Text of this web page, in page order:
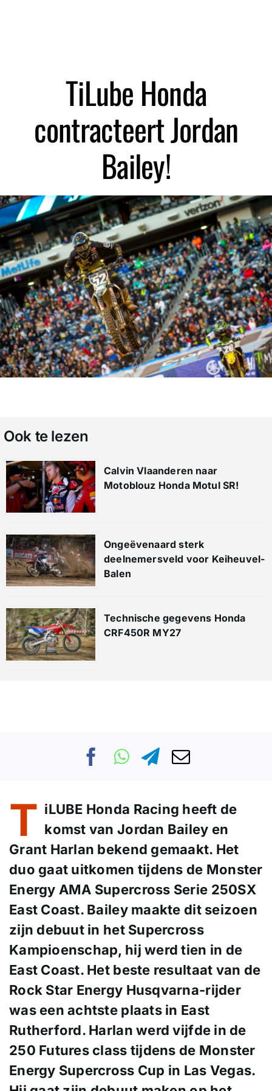
TiLube Honda
contracteert Jordan
Bailey!
Ook te lezen
Calvin Vlaanderen naar
Motoblouz Honda Motul SR!
Ongeëvenaard sterk
deelnemersveld voor Keiheuvel-
Balen
Technische gegevens Honda
CRF450R MY27
T iLUBE Honda Racing heeft de
komst van Jordan Bailey en
Grant Harlan bekend gemaakt. Het
duo gaat uitkomen tijdens de Monster
Energy AMA Supercross Serie 250SX
East Coast. Bailey maakte dit seizoen
zijn debuut in het Supercross
Kampioenschap, hij werd tien in de
East Coast. Het beste resultaat van de
Rock Star Energy Husqvarna-rijder
was een achtste plaats in East
Rutherford. Harlan werd vijfde in de
250 Futures class tijdens de Monster
Energy Supercross Cup in Las Vegas.